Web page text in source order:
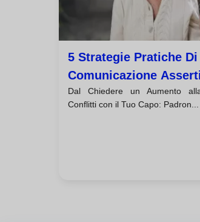
5 Strategie Pratiche Di
Comunicazione
Avere Successo Sul
Dal Chiedere un Aumento
Conflitti con il Tuo Capo: Padron...